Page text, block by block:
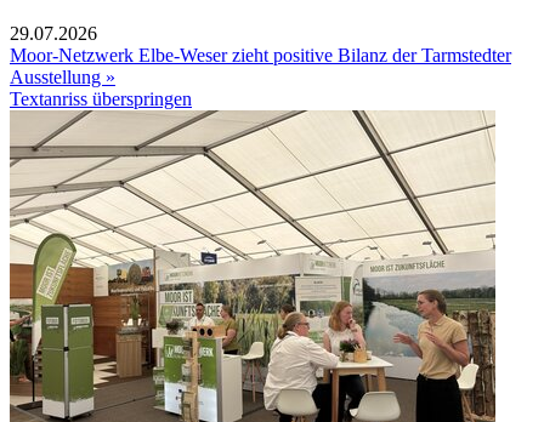
29.07.2026
Moor-Netzwerk Elbe-Weser zieht positive Bilanz der Tarmstedter
Ausstellung »
Textanriss überspringen